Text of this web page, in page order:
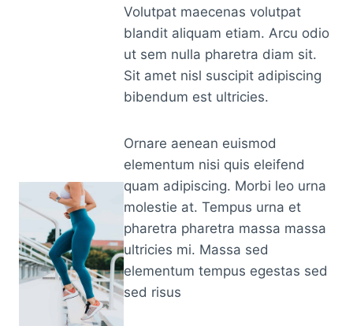
Volutpat maecenas volutpat
blandit aliquam etiam. Arcu odio
ut sem nulla pharetra diam sit.
Sit amet nisl suscipit adipiscing
bibendum est ultricies.
Ornare aenean euismod
elementum nisi quis eleifend
quam adipiscing. Morbi leo urna
molestie at. Tempus urna et
pharetra pharetra massa massa
ultricies mi. Massa sed
elementum tempus egestas sed
sed risus